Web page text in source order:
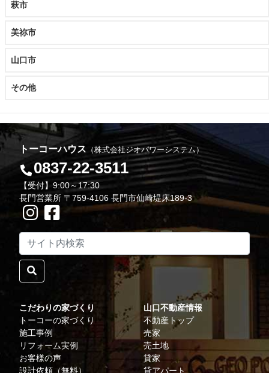
萩市
美祢市
山口市
その他
トーコーハウス （株式会社ジオパワーシステム）
0837-22-3511
【受付】9:00～17:30
長門営業所 〒759-4106 長門市仙崎堤床189-3
こだわりの家づくり
トーコーの家づくり
施工事例
リフォーム実例
お客様の声
設計依頼（無料）
山口不動産情報
不動産トップ
売家
売土地
貸家
貸アパート